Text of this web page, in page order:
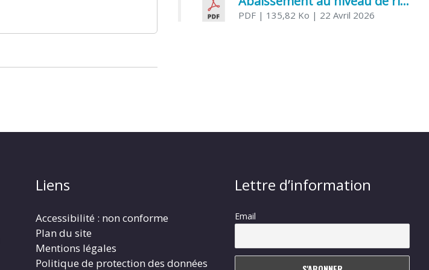
PDF | 135,82 Ko | 22 Avril 2026
Liens
Accessibilité : non conforme
Plan du site
Mentions légales
Politique de protection des données
Lettre d’information
Email